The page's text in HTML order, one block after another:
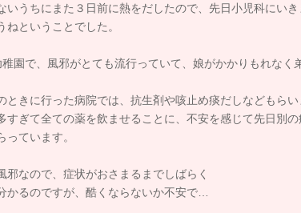
いうちにまた３日前に熱をだしたので、先日小児科にい
ねということでした。
園で、風邪がとても流行っていて、娘がかかりもれなく
ときに行った病院では、抗生剤や咳止め痰だしなどもらい
すぎて全ての薬を飲ませることに、不安を感じて先日別
っています。
邪なので、症状がおさまるまでしばらく
かるのですが、酷くならないか不安で…